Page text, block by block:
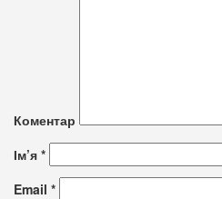
Коментар
Ім’я *
Email *